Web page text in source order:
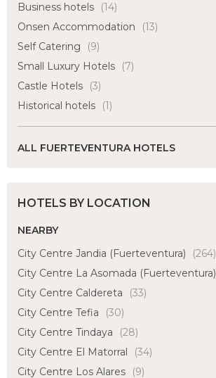
Business hotels
(14)
Onsen Accommodation
(13)
Self Catering
(9)
Small Luxury Hotels
(7)
Castle Hotels
(3)
Historical hotels
(1)
ALL FUERTEVENTURA HOTELS
HOTELS BY LOCATION
NEARBY
City Centre Jandia (Fuerteventura)
(264)
City Centre La Asomada (Fuerteventura)
City Centre Caldereta
(33)
City Centre Tefia
(30)
City Centre Tindaya
(28)
City Centre El Matorral
(34)
City Centre Los Alares
(9)